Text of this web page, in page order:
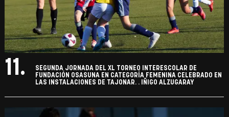
11.
SEGUNDA JORNADA DEL XL TORNEO INTERESCOLAR DE
FUNDACIÓN OSASUNA EN CATEGORÍA FEMENINA CELEBRADO EN
LAS INSTALACIONES DE TAJONAR. . IÑIGO ALZUGARAY